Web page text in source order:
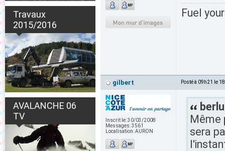
Travaux
2015/2016
AVALANCHE 06
TV
Fuel
gilbert Posté à 09h21 le
Inscrit le:30/03/2008
Messages:3561
Localisation:AURON
Même
sera